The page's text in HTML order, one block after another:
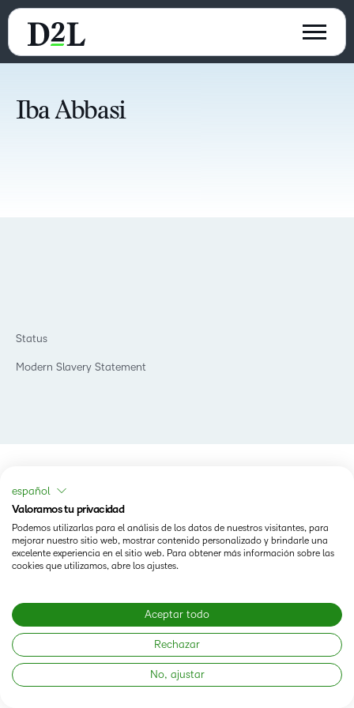
Iba Abbasi
Status
Modern Slavery Statement
español
Valoramos tu privacidad
Podemos utilizarlas para el análisis de los datos de nuestros visitantes, para
mejorar nuestro sitio web, mostrar contenido personalizado y brindarle una
excelente experiencia en el sitio web. Para obtener más información sobre las
cookies que utilizamos, abre los ajustes.
Aceptar todo
Rechazar
No, ajustar